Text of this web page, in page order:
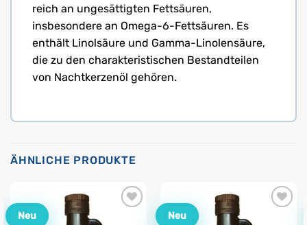
reich an ungesättigten Fettsäuren,
insbesondere an Omega-6-Fettsäuren. Es
enthält Linolsäure und Gamma-Linolensäure,
die zu den charakteristischen Bestandteilen
von Nachtkerzenöl gehören.
ÄHNLICHE PRODUKTE
Neu Neu